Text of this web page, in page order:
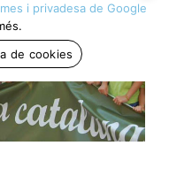
i privadesa de Google
de cookies